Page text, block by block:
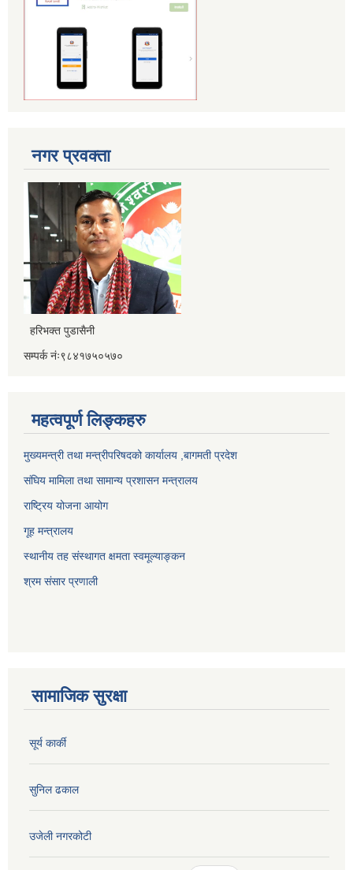
नगर प्रवक्ता
हरिभक्त पुडासैनी
सम्पर्क नंः९८४१७५०५७०
महत्वपूर्ण लिङ्कहरु
मुख्यमन्त्री तथा मन्त्रीपरिषदको कार्यालय ,बागमती प्रदेश
संघिय मामिला तथा सामान्य प्रशासन मन्त्रालय
राष्ट्रिय योजना आयोग
गूह मन्त्रालय
स्थानीय तह संस्थागत क्षमता स्वमूल्याङ्कन
श्रम संसार प्रणाली
सामाजिक सुरक्षा
सूर्य कार्की
सुनिल ढकाल
उजेली नगरकोटी